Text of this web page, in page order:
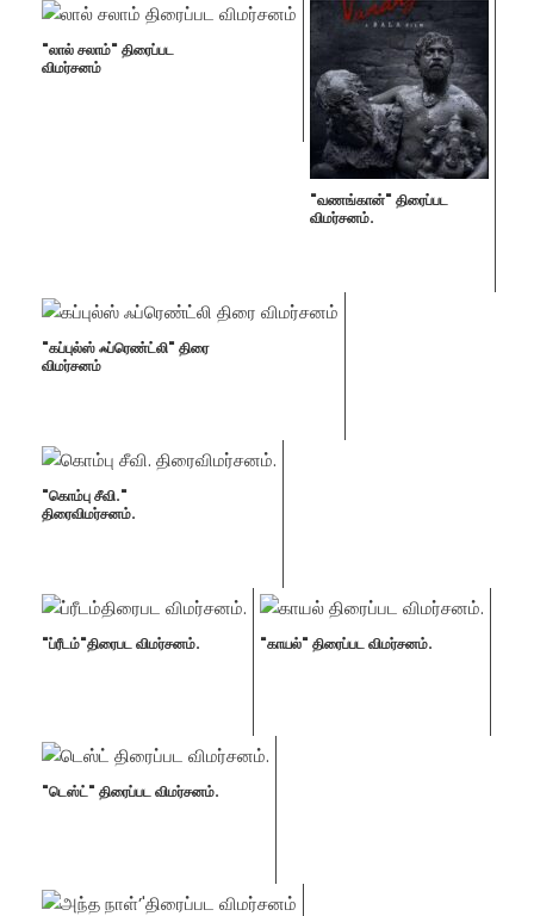
"லால் சலாம்" திரைப்பட
விமர்சனம்
"வணங்கான்" திரைப்பட
விமர்சனம்.
"கப்புல்ஸ் ஃப்ரெண்ட்லி" திரை
விமர்சனம்
"கொம்பு சீவி."
திரைவிமர்சனம்.
"ப்ரீடம்"திரைபட விமர்சனம். "காயல்" திரைப்பட விமர்சனம்.
"டெஸ்ட்" திரைப்பட விமர்சனம்.